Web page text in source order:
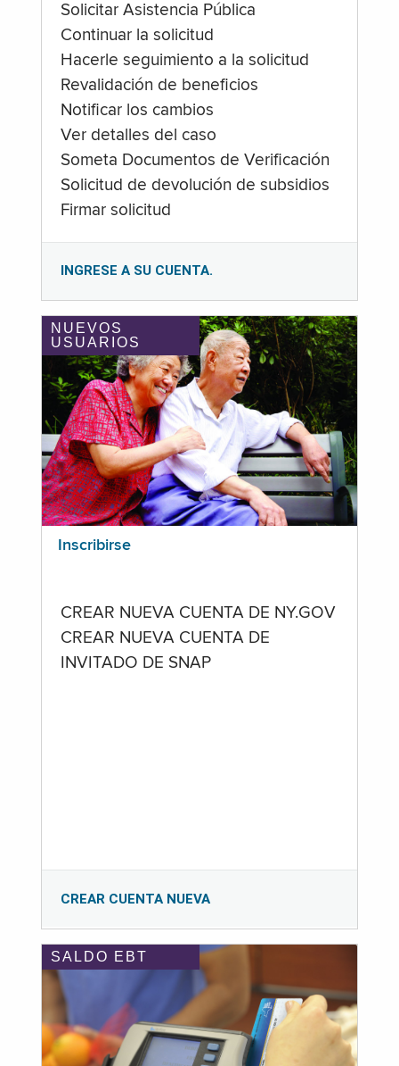
Solicitar Asistencia Pública
Continuar la solicitud
Hacerle seguimiento a la solicitud
Revalidación de beneficios
Notificar los cambios
Ver detalles del caso
Someta Documentos de Verificación
Solicitud de devolución de subsidios
Firmar solicitud
INGRESE A SU CUENTA.
NUEVOS
USUARIOS
Inscribirse
CREAR NUEVA CUENTA DE NY.GOV
CREAR NUEVA CUENTA DE
INVITADO DE SNAP
CREAR CUENTA NUEVA
SALDO EBT